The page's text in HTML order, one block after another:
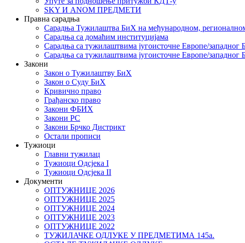
SKY И ANOM ПРЕДМЕТИ
Правна сарадња
Сарадња Тужилаштва БиХ на међународном,
Сарадња са домаћим институцијама
Сарадња са тужилаштвима југоисточне Европе/западног
Сарадња са тужилаштвима југоисточне Европе/западног
Закони
Закон о Тужилаштву БиХ
Закон о Суду БиХ
Кривично право
Грађанско право
Закони ФБИХ
Закони РС
Закони Брчко Дистрикт
Остали прописи
Тужиоци
Главни тужилац
Тужиоци Oдсјекa I
Тужиоци Oдсјекa II
Документи
ОПТУЖНИЦЕ 2026
ОПТУЖНИЦЕ 2025
ОПТУЖНИЦЕ 2024
ОПТУЖНИЦЕ 2023
ОПТУЖНИЦЕ 2022
ТУЖИЛАЧКЕ ОДЛУКЕ У ПРЕДМЕТИМА 145а.